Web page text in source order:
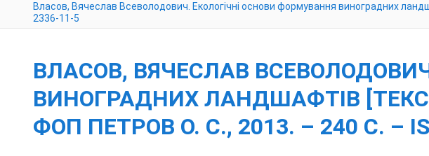
Власов, Вячеслав Всеволодович. Екологічні основи формування виноградних
2336-11-5
ВЛАСОВ, ВЯЧЕСЛАВ
ВИНОГРАДНИХ ЛАНДШАФТІВ
ФОП ПЕТРОВ О. С., 2013. – 240 С. –